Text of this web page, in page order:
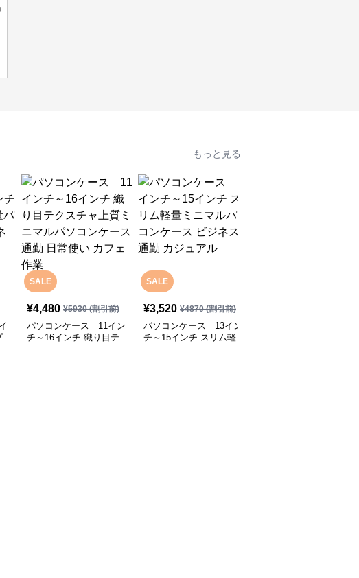
もっと見る
SALE
¥4,480 ¥5930(割引前)
パソコンケース 11イン
チ～16インチ 織り目テ
SALE
¥3,520 ¥4870(割引前)
パソコンケース 13イン
チ～15インチ スリム軽